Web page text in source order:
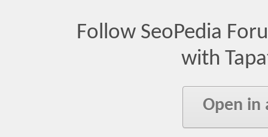
Follow SeoPedia
with
Open in